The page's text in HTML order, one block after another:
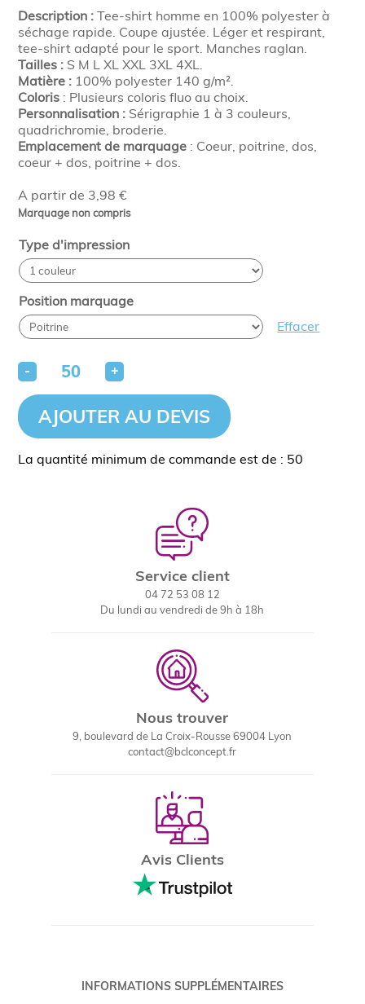
A partir de 3,98 €
Marquage non compris
Description : Tee-shirt homme en 100% polyester à
séchage rapide. Coupe ajustée. Léger et respirant,
tee-shirt adapté pour le sport. Manches raglan.
Tailles : S M L XL XXL 3XL 4XL.
Matière : 100% polyester 140 g/m².
Coloris : Plusieurs coloris fluo au choix.
Personnalisation : Sérigraphie 1 à 3 couleurs,
quadrichromie, broderie.
Emplacement de marquage : Coeur, poitrine, dos,
coeur + dos, poitrine + dos.
Type d'impression
Position marquage
Effacer
- +
AJOUTER AU DEVIS
La quantité minimum de commande est de : 50
Service client
04 72 53 08 12
Du lundi au vendredi de 9h à 18h
Nous trouver
9, boulevard de La Croix-Rousse 69004 Lyon
contact@bclconcept.fr
Avis Clients
INFORMATIONS SUPPLÉMENTAIRES